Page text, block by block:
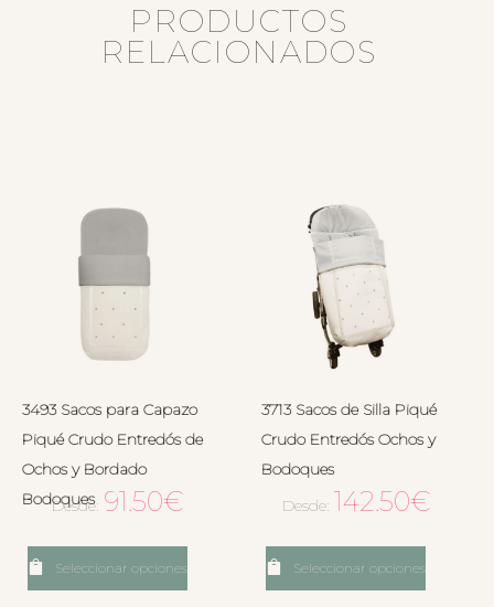
PRODUCTOS
RELACIONADOS
3493 Sacos para Capazo
Piqué Crudo Entredós de
Ochos y Bordado
Bodoques
Desde: 91.50€
Seleccionar opciones
3713 Sacos de Silla Piqué
Crudo Entredós Ochos y
Bodoques
Desde: 142.50€
Seleccionar opciones